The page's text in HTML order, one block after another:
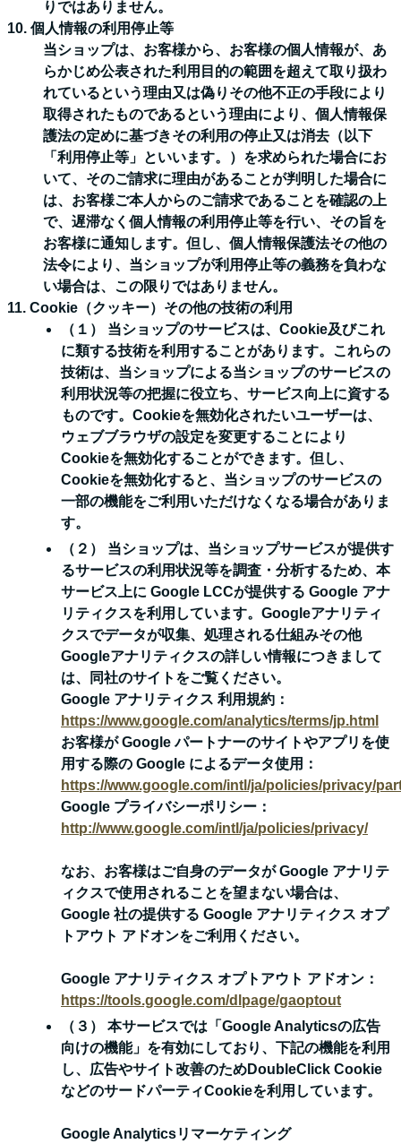
りではありません。
10. 個人情報の利用停止等
当ショップは、お客様から、お客様の個人情報が、あ
らかじめ公表された利用目的の範囲を超えて取り扱わ
れているという理由又は偽りその他不正の手段により
取得されたものであるという理由により、個人情報保
護法の定めに基づきその利用の停止又は消去（以下
「利用停止等」といいます。）を求められた場合にお
いて、そのご請求に理由があることが判明した場合に
は、お客様ご本人からのご請求であることを確認の上
で、遅滞なく個人情報の利用停止等を行い、その旨を
お客様に通知します。但し、個人情報保護法その他の
法令により、当ショップが利用停止等の義務を負わな
い場合は、この限りではありません。
11. Cookie（クッキー）その他の技術の利用
（１） 当ショップのサービスは、Cookie及びこれ
に類する技術を利用することがあります。これらの
技術は、当ショップによる当ショップのサービスの
利用状況等の把握に役立ち、サービス向上に資する
ものです。Cookieを無効化されたいユーザーは、
ウェブブラウザの設定を変更することにより
Cookieを無効化することができます。但し、
Cookieを無効化すると、当ショップのサービスの
一部の機能をご利用いただけなくなる場合がありま
す。
（２） 当ショップは、当ショップサービスが提供す
るサービスの利用状況等を調査・分析するため、本
サービス上に Google LCCが提供する Google アナ
リティクスを利用しています。Googleアナリティ
クスでデータが収集、処理される仕組みその他
Googleアナリティクスの詳しい情報につきまして
は、同社のサイトをご覧ください。
Google アナリティクス 利用規約：
https://www.google.com/analytics/terms/jp.html
お客様が Google パートナーのサイトやアプリを使
用する際の Google によるデータ使用：
https://www.google.com/intl/ja/policies/privacy/
Google プライバシーポリシー：
http://www.google.com/intl/ja/policies/privacy/
なお、お客様はご自身のデータが Google アナリテ
ィクスで使用されることを望まない場合は、
Google 社の提供する Google アナリティクス オプ
トアウト アドオンをご利用ください。
Google アナリティクス オプトアウト アドオン：
https://tools.google.com/dlpage/gaoptout
（３） 本サービスでは「Google Analyticsの広告
向けの機能」を有効にしており、下記の機能を利用
し、広告やサイト改善のためDoubleClick Cookie
などのサードパーティCookieを利用しています。
Google Analyticsリマーケティング